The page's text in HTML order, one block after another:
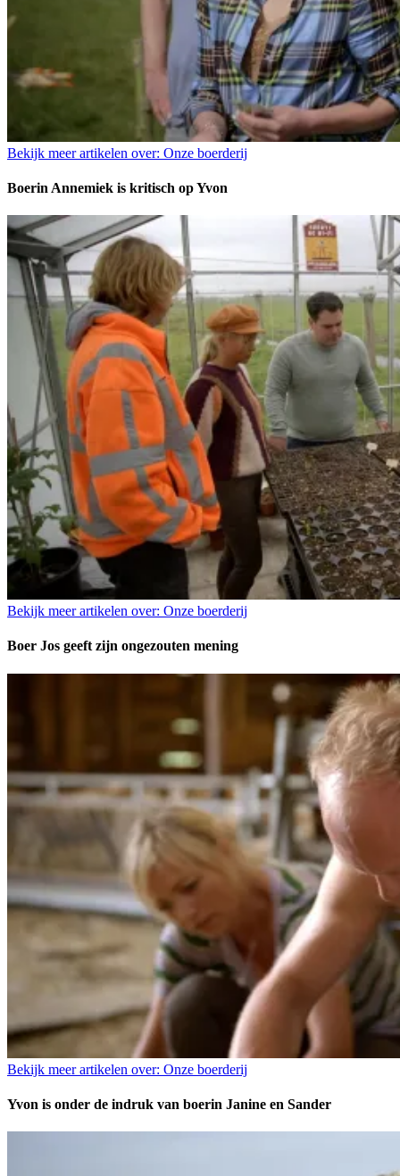
Bekijk meer artikelen over: Onze boerderij
Boerin Annemiek is kritisch op Yvon
Bekijk meer artikelen over: Onze boerderij
Boer Jos geeft zijn ongezouten mening
Bekijk meer artikelen over: Onze boerderij
Yvon is onder de indruk van boerin Janine en Sander